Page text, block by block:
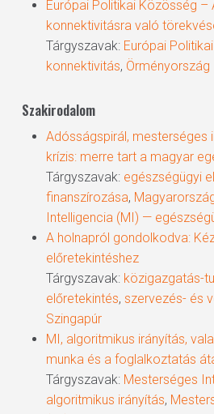
Európai Politikai Közösség –
konnektivitásra való
Tárgyszavak: Európai
konnektivitás, Örményország
Szakirodalom
Adósságspirál, mesterséges
krízis: merre tart a magyar
Tárgyszavak: egészségügyi
finanszírozása,
Intelligencia (MI) —
A holnapról gondolkodva:
előretekintéshez
Tárgyszavak: közigazgatás-
előretekintés, szervezés- és
Szingapúr
MI, algoritmikus irányítás,
munka és a foglalkoztatás
Tárgyszavak: Mesterséges
algoritmikus irányítás,